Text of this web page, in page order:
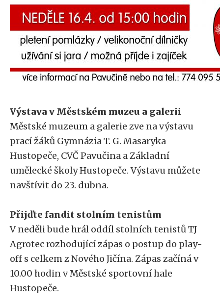
Výstava v Městském muzeu a galerii
Městské muzeum a galerie zve na výstavu
prací žáků Gymnázia T. G. Masaryka
Hustopeče, CVČ Pavučina a Základní
umělecké školy Hustopeče. Výstavu můžete
navštívit do 23. dubna.
Přijďte fandit stolním tenistům
V neděli bude hrál oddíl stolních tenistů TJ
Agrotec rozhodující zápas o postup do play-
off s celkem z Nového Jičína. Zápas začíná v
10.00 hodin v Městské sportovní hale
Hustopeče.